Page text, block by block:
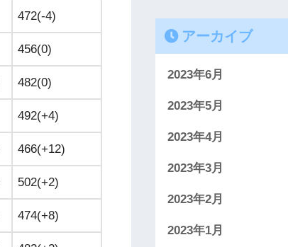
472(-4)
456(0)
482(0)
492(+4)
466(+12)
502(+2)
474(+8)
アーカイブ
2023年6月
2023年5月
2023年4月
2023年3月
2023年2月
2023年1月